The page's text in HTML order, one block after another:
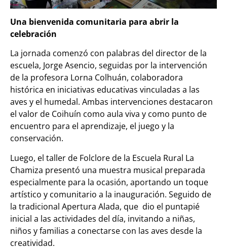
Una bienvenida comunitaria para abrir la
celebración
La jornada comenzó con palabras del director de la
escuela, Jorge Asencio, seguidas por la intervención
de la profesora Lorna Colhuán, colaboradora
histórica en iniciativas educativas vinculadas a las
aves y el humedal. Ambas intervenciones destacaron
el valor de Coihuín como aula viva y como punto de
encuentro para el aprendizaje, el juego y la
conservación.
Luego, el taller de Folclore de la Escuela Rural La
Chamiza presentó una muestra musical preparada
especialmente para la ocasión, aportando un toque
artístico y comunitario a la inauguración. Seguido de
la tradicional Apertura Alada, que dio el puntapié
inicial a las actividades del día, invitando a niñas,
niños y familias a conectarse con las aves desde la
creatividad.